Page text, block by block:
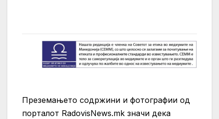
Преземањето содржини и фотографии од
порталот RadovisNews.mk значи дека